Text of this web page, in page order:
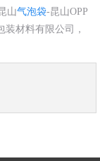
山气泡袋-昆山OPP
材料有限公司，